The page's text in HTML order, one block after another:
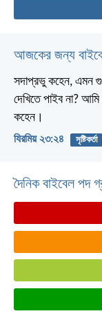
আজকের জন্য
সদাপ্রভু কহেন, এমন
দেখিতে পাইব না? আমি
কহেন।
যিরমিয় ২৩:২৪ সৃষ্টিকর্তা
দৈনিক বাইবেল পদ